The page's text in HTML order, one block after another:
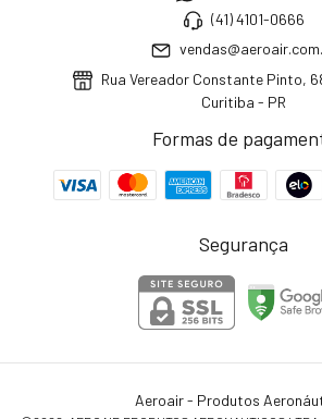
(41) 4101-0666
Rua Vereador Constante Pinto,
Curitiba - PR
Formas de
Segurança
Aeroair - Produtos